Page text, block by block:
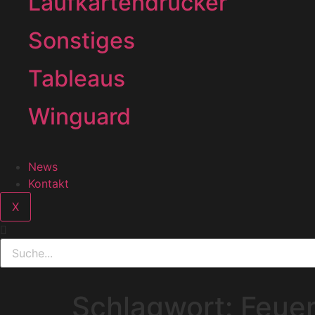
Sonstiges
Tableaus
Winguard
News
Kontakt
X
Schlagwort: